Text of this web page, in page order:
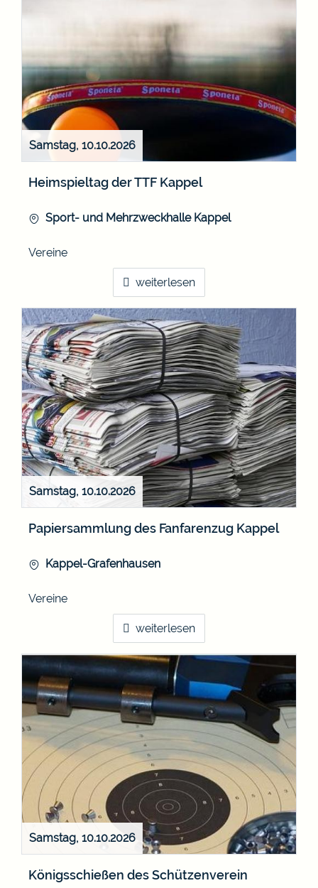
Samstag, 10.10.2026
Heimspieltag der TTF Kappel
Sport- und Mehrzweckhalle Kappel
Vereine
weiterlesen
Samstag, 10.10.2026
Papiersammlung des Fanfarenzug Kappel
Kappel-Grafenhausen
Vereine
weiterlesen
Samstag, 10.10.2026
Königsschießen des Schützenverein